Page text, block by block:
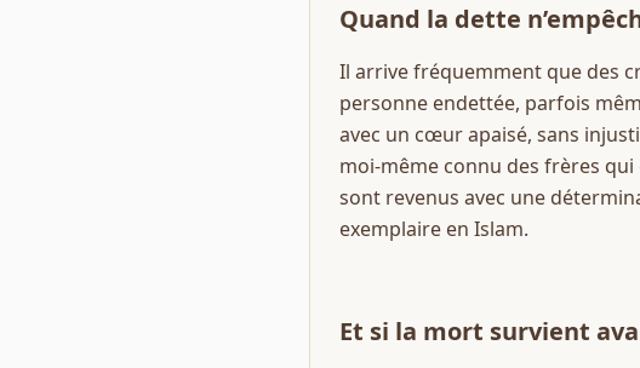
Quand la dette
Il arrive fréquemment que des
personne endettée, parfois
avec un cœur apaisé, sans
moi-même connu des frères
sont revenus avec une
exemplaire en Islam.
Et si la mort survient